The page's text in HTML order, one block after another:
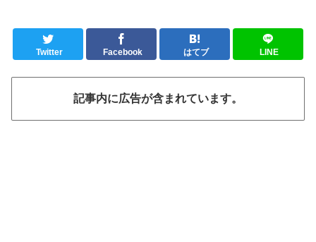
Twitter Facebook はてブ LINE
記事内に広告が含まれています。